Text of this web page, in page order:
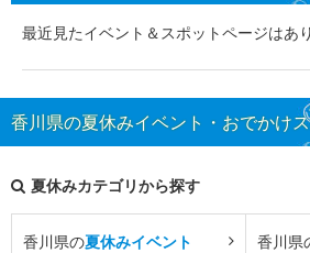
最近見たイベント＆スポットページはあ
香川県の夏休みイベント・おでかけ
夏休みカテゴリから探す
香川県の夏休みイベント 香川県